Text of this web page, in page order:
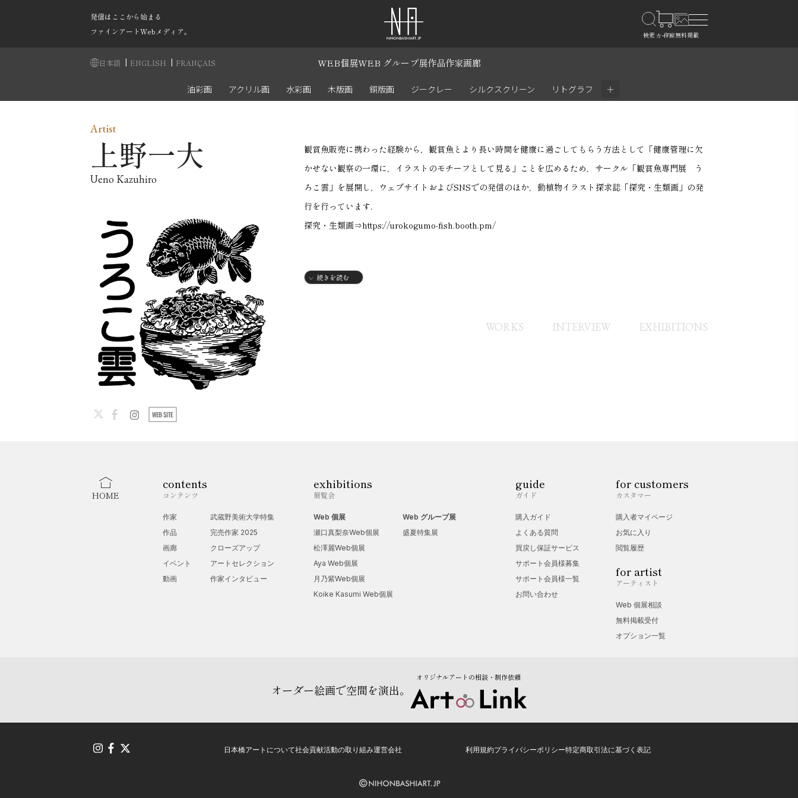
発信はここから始まる
ファインアートWebメディア。
日本語 | ENGLISH | FRANÇAIS WEB個展WEB グループ展作品作家画廊
油彩画 アクリル画 水彩画 木版画 銅版画 ジークレー シルクスクリーン リトグラフ ＋
観賞魚販売に携わった経験から，観賞魚とより長い時間を健康に過ごしてもらう方法として「健康管理に欠
かせない観察の一環に，イラストのモチーフとして見る」ことを広めるため，サークル「観賞魚専門展 う
ろこ雲」を展開し，ウェブサイトおよびSNSでの発信のほか，動植物イラスト探求誌「探究・生類画」の発
行を行っています．
探究・生類画⇒https://urokogumo-fish.booth.pm/
2025年4/16～20 World Art Dubaiにて「近影」展示（メイキング記事：https://urokogumo-
続きを読む
Artist
上野一大
Ueno Kazuhiro
WORKS INTERVIEW EXHIBITIONS
HOME
contents
コンテンツ
作家
作品
画廊
イベント
動画
武蔵野美術大学特集
完売作家 2025
クローズアップ
アートセレクション
作家インタビュー
exhibitions
展覧会
Web 個展
瀬口真梨奈Web個展
松澤麗Web個展
Aya Web個展
月乃紫Web個展
Koike Kasumi Web個展
Web グループ展
盛夏特集展
guide
ガイド
購入ガイド
よくある質問
買戻し保証サービス
サポート会員様募集
サポート会員様一覧
お問い合わせ
for customers
カスタマー
購入者マイページ
お気に入り
閲覧履歴
for artist
アーティスト
Web 個展相談
無料掲載受付
オプション一覧
オーダー絵画で空間を演出。
オリジナルアートの相談・制作依頼
日本橋アートについて社会貢献活動の取り組み運営会社 利用規約プライバシーポリシー特定商取引法に基づく表記